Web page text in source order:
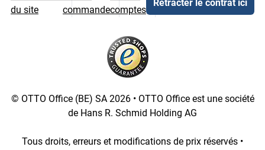
du site
commandecomptes
Rétracter le contrat ici
© OTTO Office (BE) SA 2026 • OTTO Office est une société
de Hans R. Schmid Holding AG
Tous droits, erreurs et modifications de prix réservés •